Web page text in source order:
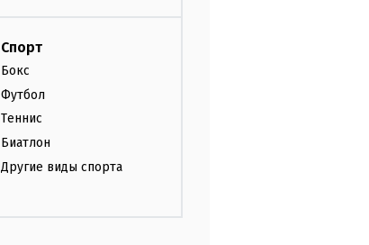
Спорт
Бокс
Футбол
Теннис
Биатлон
Другие виды спорта